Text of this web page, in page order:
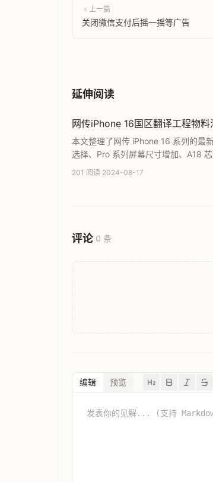
上一篇
关闭微信支付后摇一摇等广告
延伸阅读
网传iPhone 16国区翻译工程物料
本文整理了网传 iPhone 16 系列的最
选择、Pro 系列屏幕尺寸增加、A18
iPhone SE 的预测参数，为您提供全
201 阅读·2024-08-17
评论 0 条
编辑 预览